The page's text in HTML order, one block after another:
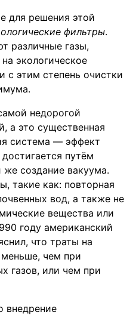
для решения этой
фильтры.
различные газы,
экологическое
с этим степень очистки
недорогой
а это существенная
система — эффект
путём
создание вакуума.
такие как: повторная
вод, а также не
вещества или
году американский
что траты на
чем при
газов, или чем при
внедрение